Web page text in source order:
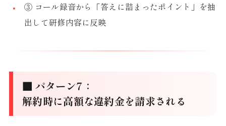
③ コール録音から「答えに詰まったポイント」を抽
出して研修内容に反映
■ パターン7：
解約時に高額な違約金を請求される